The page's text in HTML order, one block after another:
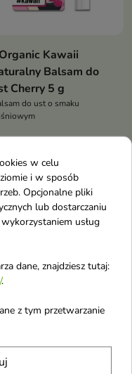
Kawaii
Balsam do
Cherry 5 g
do ust o smaku
brak na stanie
Men Power
150 ml
w celu
i w sposób
Opcjonalne pliki
lub dostarczaniu
usług
dane, znajdziesz tutaj:
.
z tym przetwarzanie